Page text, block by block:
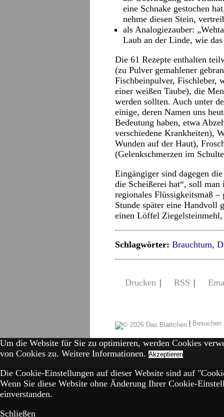
eine Schnake gestochen
nehme diesen Stein,
als Analogiezauber:
Laub an der Linde, wie
Die 61 Rezepte enthalten
(zu Pulver gemahlener
Fischbeinpulver, Fischleber,
einer weißen Taube), die
werden sollten. Auch unter
einige, deren Namen uns
Bedeutung haben, etwa
verschiedene Krankheiten),
Wunden auf der Haut),
(Gelenkschmerzen im
Eingängiger sind dagegen
die Scheißerei hat“, soll
regionales Flüssigkeitsmaß –
Stunde später eine Handvoll
einen Löffel
Schlagwörter: Brauchtum,
Drucken | RSS |
|
Um die Website für Sie zu optimieren, werden Cookies
von Cookies zu. Weitere Informationen. Akzeptieren
Die Cookie-Einstellungen auf dieser Website sind auf
Wenn Sie diese Website ohne Änderung Ihrer Cookie-
einverstanden.
Schließen